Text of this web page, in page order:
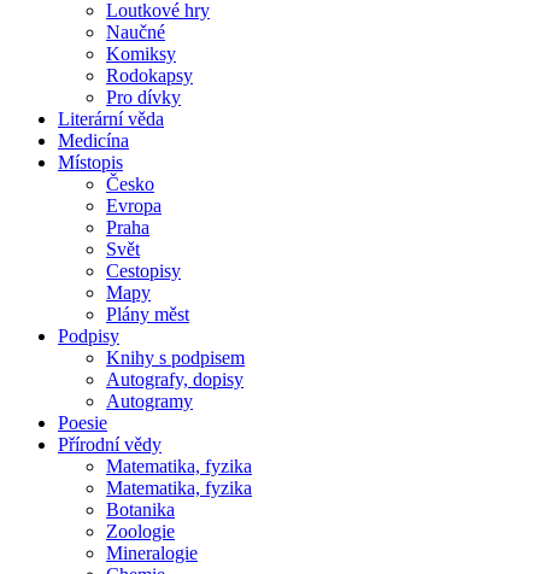
Loutkové hry
Naučné
Komiksy
Rodokapsy
Pro dívky
Literární věda
Medicína
Místopis
Česko
Evropa
Praha
Svět
Cestopisy
Mapy
Plány měst
Podpisy
Knihy s podpisem
Autografy, dopisy
Autogramy
Poesie
Přírodní vědy
Matematika, fyzika
Matematika, fyzika
Botanika
Zoologie
Mineralogie